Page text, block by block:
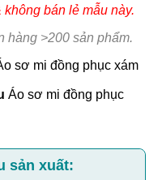
bán lẻ mẫu này.
hàng >200 sản phẩm.
sơ mi đồng phục xám
Áo sơ mi đồng phục
sản xuất: